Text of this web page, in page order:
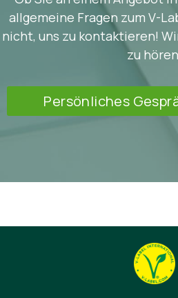
allgemeine Fragen zum V-
nicht, uns zu kontaktieren!
zu
Persönliches